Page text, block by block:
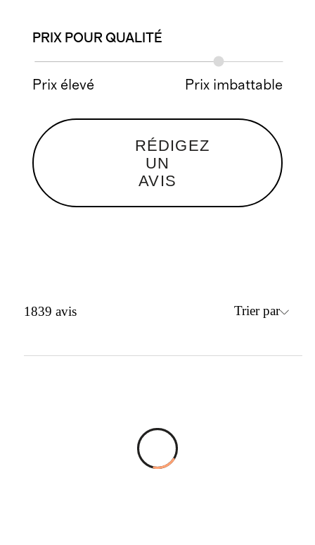
PRIX POUR QUALITÉ
Prix élevé Prix imbattable
RÉDIGEZ
UN
AVIS
1839 avis Trier par